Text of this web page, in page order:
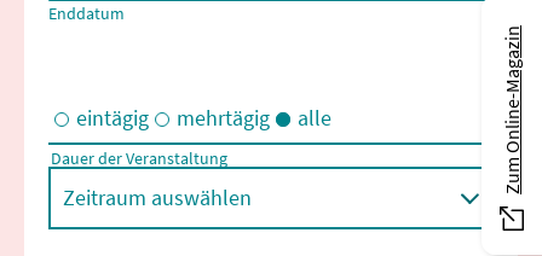
Enddatum
Eintägige und/oder mehrtägige Veranstaltungen
eintägig mehrtägig alle
Dauer der Veranstaltung
Zeitraum auswählen
Zum Online-Magazin